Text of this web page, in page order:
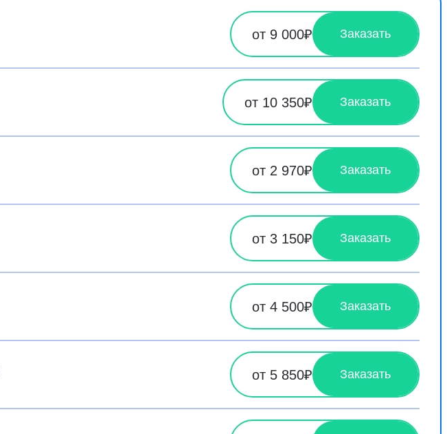
от 9 000₽ Заказать
от 10 350₽ Заказать
от 2 970₽ Заказать
от 3 150₽ Заказать
от 4 500₽ Заказать
от 5 850₽ Заказать